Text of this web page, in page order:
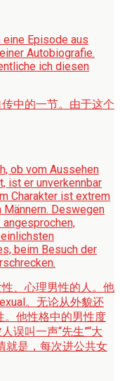
Episode aus
Autobiografie.
ich diesen
中的一节。由于这个
ob vom Aussehen
ist er unverkennbar
Charakter ist extrem
Deswegen
beim Besuch der
、心理男性的人。他
。无论从外貌还
。他性格中的男性度
误叫一声“先生”“大
就是，每次进公共女